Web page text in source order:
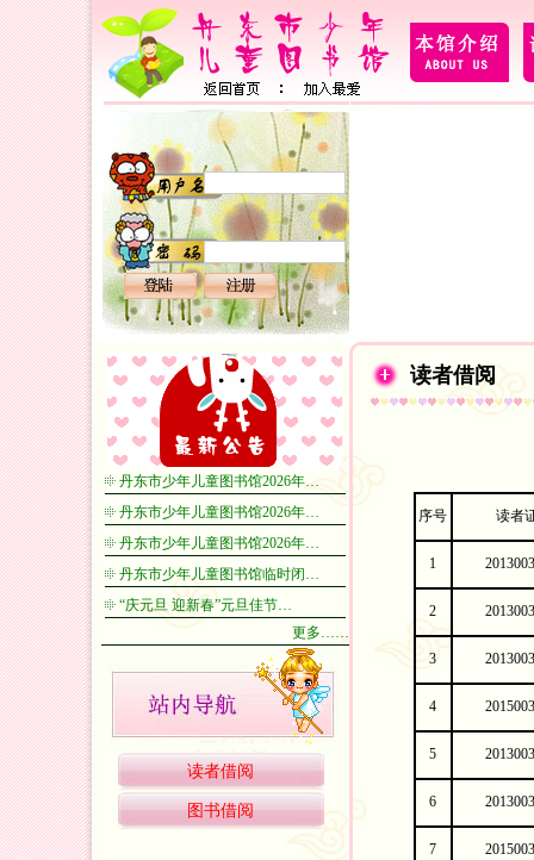
丹东市少年儿童图书馆2026年…
丹东市少年儿童图书馆2026年…
丹东市少年儿童图书馆2026年…
丹东市少年儿童图书馆临时闭…
“庆元旦 迎新春”元旦佳节…
更多……
读者借阅
图书借阅
读者借阅
序号 读者
1
2
3
4
5
6
7